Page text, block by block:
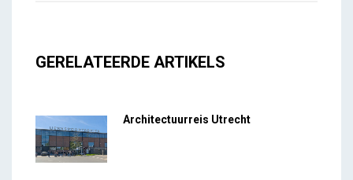
GERELATEERDE ARTIKELS
Architectuurreis Utrecht